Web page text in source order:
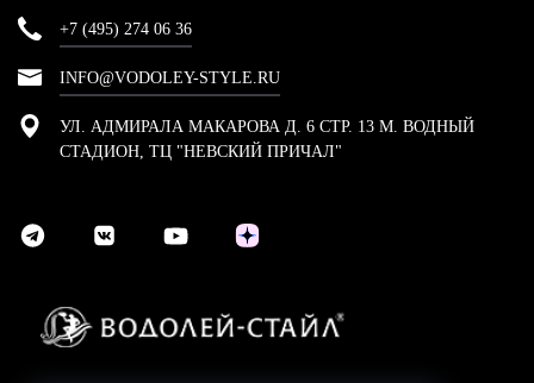
+7 (495) 274 06 36
INFO@VODOLEY-STYLE.RU
УЛ. АДМИРАЛА МАКАРОВА Д. 6 СТР. 13 М. ВОДНЫЙ
СТАДИОН, ТЦ "НЕВСКИЙ ПРИЧАЛ"